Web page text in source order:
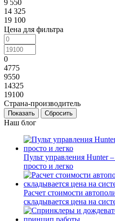
9 550
14 325
19 100
Цена для фильтра
0
4775
9550
14325
19100
Страна-производитель
Сбросить
Наш блог
Пульт управления Hunter
просто и легко
Расчет стоимости
складывается цена на